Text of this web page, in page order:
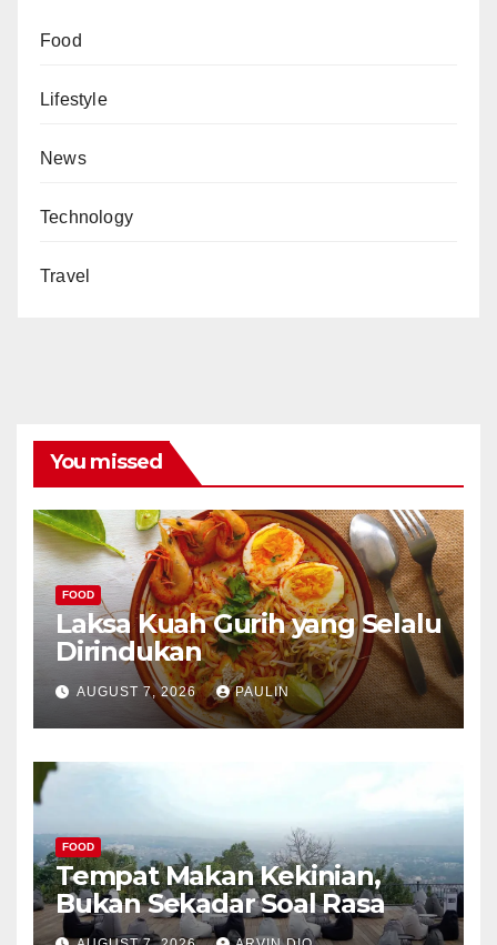
Food
Lifestyle
News
Technology
Travel
You missed
FOOD
Laksa Kuah Gurih yang Selalu
Dirindukan
AUGUST 7, 2026 PAULIN
FOOD
Tempat Makan Kekinian,
Bukan Sekadar Soal Rasa